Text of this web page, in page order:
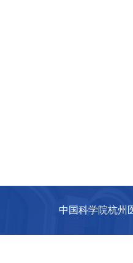
中国科学院杭州